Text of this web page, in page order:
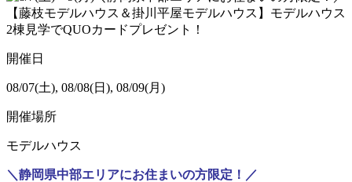
開催日
08/07(土), 08/08(日), 08/09(月)
開催場所
モデルハウス
＼静岡県中部エリアにお住まいの方限定！／